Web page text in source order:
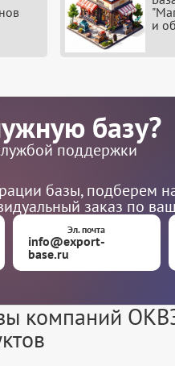
и
базу?
поддержки
базы, подберем
заказ по
Эл. почта
info@export-
base.ru
компаний